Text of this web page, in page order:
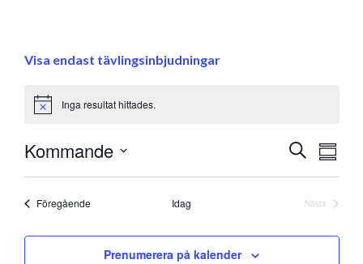
Visa endast tävlingsinbjudningar
Notice Inga resultat hittades.
Search
and
Views
Sök
Kommande
FöregåendeEvenemang Idag
Nästa
Prenumerera på kalender